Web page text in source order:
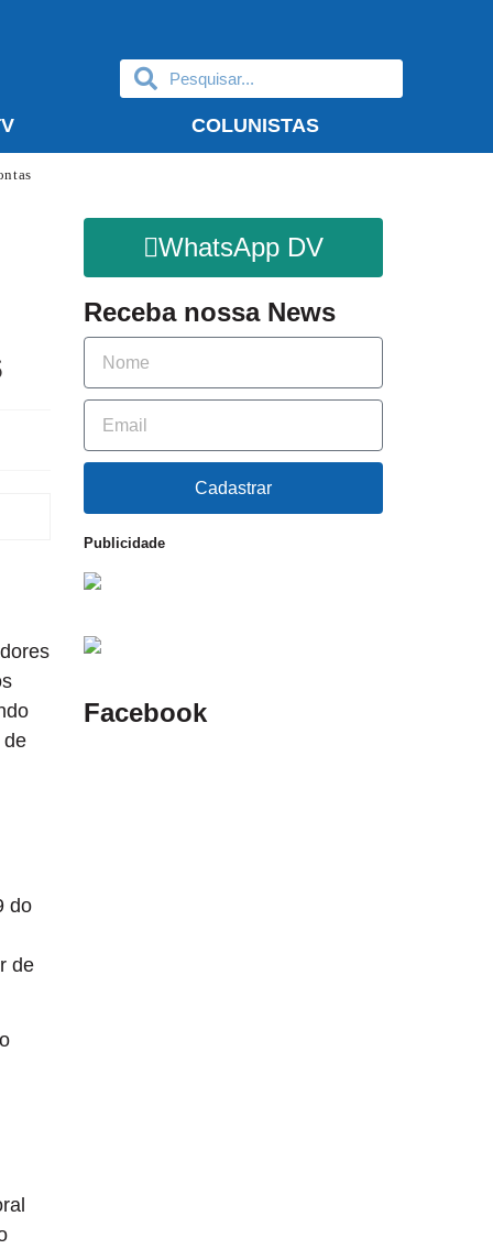
COLUNISTAS
de
do
de
WhatsApp DV
Receba nossa News
Cadastrar
Publicidade
Facebook